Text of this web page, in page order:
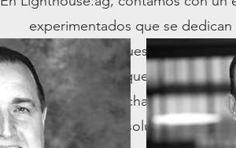
experimentados que se
comerciales. Nuestro equipo
desarrolladores que se
Trabajamos estrechamente con
desarrollar soluciones